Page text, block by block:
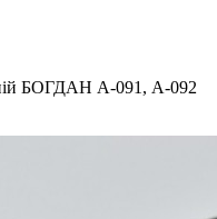
БОГДАН А-091, А-092